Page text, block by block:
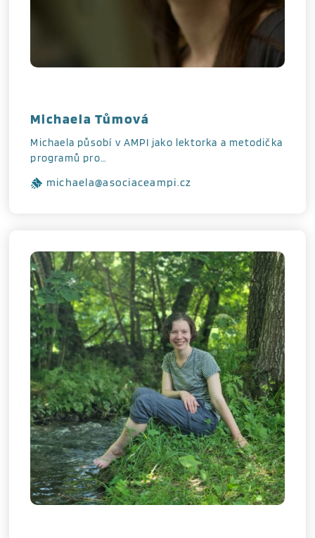
Michaela Tůmová
Michaela působí v AMPI jako lektorka a metodička
programů pro…
michaela@asociaceampi.cz